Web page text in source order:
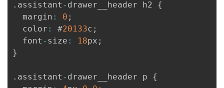
. assistant - drawer__header h2 {
  margin
: 0 ;
  color
: #20133c ;
  font
- size : 18px ;
}
. assistant - drawer__header p {